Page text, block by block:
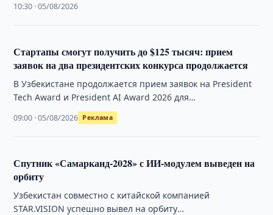
аддитивных технологий.
10:30 · 05/08/2026
Стартапы смогут получить до $125 тысяч: прием
заявок на два президентских конкурса продолжается
В Узбекистане продолжается прием заявок на President
Tech Award и President AI Award 2026 для
технологических и AI-стартапов. Общий фонд …
09:00 · 05/08/2026 Реклама
Спутник «Самарканд-2028» с ИИ-модулем выведен на
орбиту
Узбекистан совместно с китайской компанией
STAR.VISION успешно вывел на орбиту